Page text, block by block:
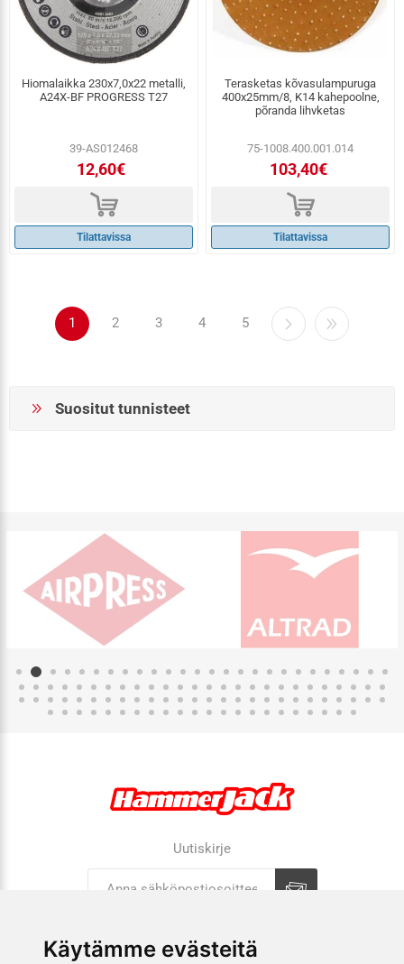
Käytämme evästeitä
Hiomalaikka 230x7,0x22 metalli,
A24X-BF PROGRESS T27
39-AS012468
12,60€
d
Tilattavissa
Terasketas kõvasulampuruga
400x25mm/8, K14 kahepoolne,
põranda lihvketas
75-1008.400.001.014
103,40€
d
Tilattavissa
1 2 3 4 5
Suositut tunnisteet
Uutiskirje